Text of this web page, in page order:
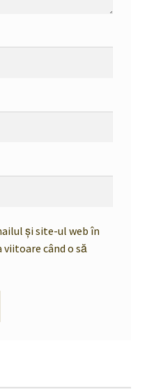
și site-ul web în
când o să